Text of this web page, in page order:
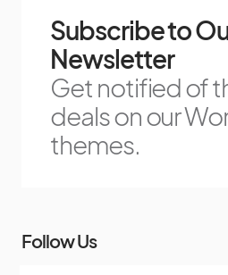
Subscribe to
Newsletter
Get notified of
deals on our
themes.
Follow Us